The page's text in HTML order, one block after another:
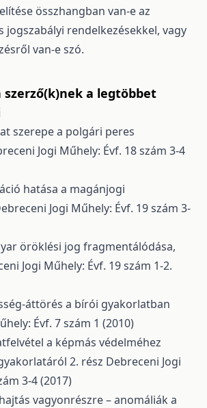
összhangban van-e az
jogszabályi rendelkezésekkel, vagy
van-e szó.
szerző(k)nek a legtöbbet
szerepe a polgári peres
Jogi Műhely: Évf. 18 szám 3-4
hatása a magánjogi
Jogi Műhely: Évf. 19 szám 3-
öröklési jog fragmentálódása,
Jogi Műhely: Évf. 19 szám 1-2.
áttörés a bírói gyakorlatban
Évf. 7 szám 1 (2010)
a képmás védelméhez
2. rész Debreceni Jogi
3-4 (2017)
vagyonrészre – anomáliák a